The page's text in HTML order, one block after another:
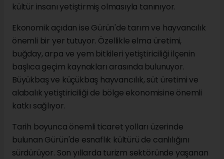
kültür insanı yetiştirmiş olmasıyla tanınıyor.
Ekonomik açıdan ise Gürün'de tarım ve hayvancılık
önemli bir yer tutuyor. Özellikle elma üretimi,
buğday, arpa ve yem bitkileri yetiştiriciliği ilçenin
başlıca geçim kaynakları arasında bulunuyor.
Büyükbaş ve küçükbaş hayvancılık, süt üretimi ve
alabalık yetiştiriciliği de bölge ekonomisine önemli
katkı sağlıyor.
Tarih boyunca önemli ticaret yolları üzerinde
bulunan Gürün'de esnaflık kültürü de canlılığını
sürdürüyor. Son yıllarda turizm sektöründe yaşanan